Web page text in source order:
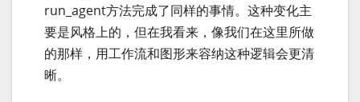
run_agent方法完成了同样的事情。这种变化主
要是风格上的，但在我看来，像我们在这里所做
的那样，用工作流和图形来容纳这种逻辑会更清
晰。